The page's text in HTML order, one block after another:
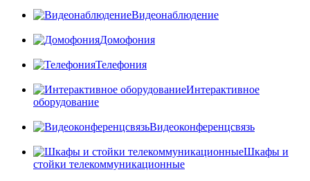
Видеонаблюдение
Домофония
Телефония
Интерактивное
оборудование
Видеоконференцсвязь
Шкафы и
стойки телекоммуникационные